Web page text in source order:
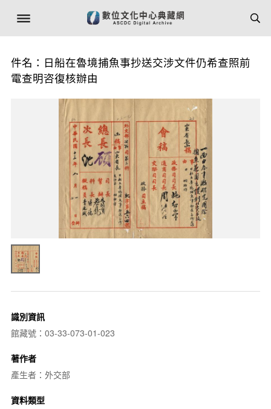
件名：日船在魯境捕魚事抄送交涉文件仍希查照前
電查明咨復核辦由
識別資訊
館藏號：03-33-073-01-023
著作者
產生者：外交部
資料類型